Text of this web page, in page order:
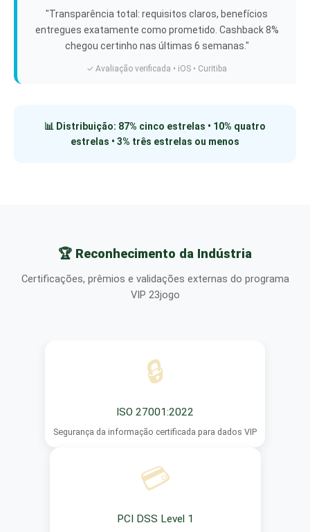
"Transparência total: requisitos claros, benefícios
entregues exatamente como prometido. Cashback 8%
chegou certinho nas últimas 6 semanas."
✓ Avaliação verificada • iOS • Curitiba
📊 Distribuição: 87% cinco estrelas • 10% quatro
estrelas • 3% três estrelas ou menos
🏆 Reconhecimento da Indústria
Certificações, prêmios e validações externas do programa
VIP 23jogo
🔒
ISO 27001:2022
Segurança da informação certificada para dados VIP
💳
PCI DSS Level 1